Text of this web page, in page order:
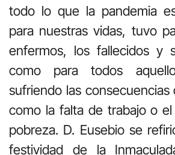
todo lo que la pandemia
para nuestras vidas, tuvo
enfermos, los fallecidos y
como para todos
sufriendo las consecuencias
como la falta de trabajo o
pobreza. D. Eusebio se
festividad de la